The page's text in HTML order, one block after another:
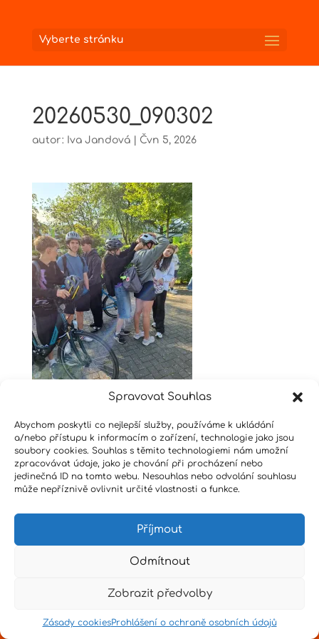
Spravovat Souhlas
Abychom poskytli co nejlepší služby, používáme k ukládání
a/nebo přístupu k informacím o zařízení, technologie jako jsou
soubory cookies. Souhlas s těmito technologiemi nám umožní
zpracovávat údaje, jako je chování při procházení nebo
jedinečná ID na tomto webu. Nesouhlas nebo odvolání souhlasu
může nepříznivě ovlivnit určité vlastnosti a funkce.
Příjmout
Odmítnout
Zobrazit předvolby
Zásady cookiesProhlášení o ochraně osobních údajů
Vyberte stránku
20260530_090302
autor: Iva Jandová| Čvn 5, 2026
Design by Senpai |Hvězdné psaní|Pro učitele